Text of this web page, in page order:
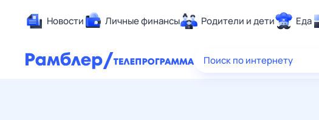
Новости Личные финансы Родители и дети Еда
Здоровье
Поиск по интернету